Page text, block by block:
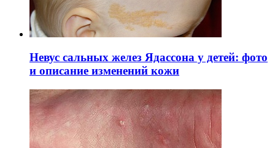
Невус сальных желез Ядассона у детей: фото
и описание изменений кожи